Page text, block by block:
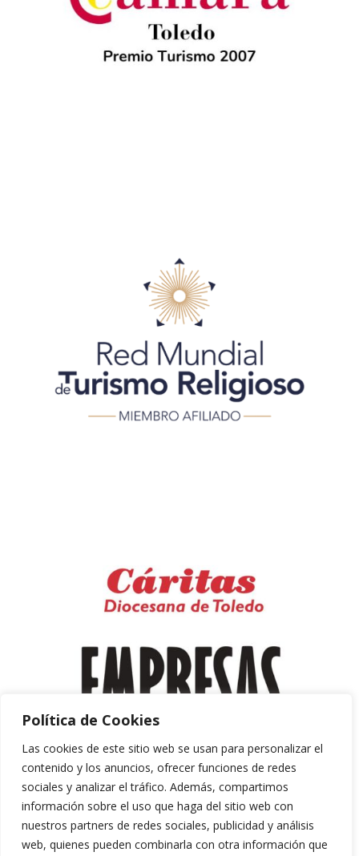
Política de Cookies
Las cookies de este sitio web se usan para personalizar el
contenido y los anuncios, ofrecer funciones de redes
sociales y analizar el tráfico. Además, compartimos
información sobre el uso que haga del sitio web con
nuestros partners de redes sociales, publicidad y análisis
web, quienes pueden combinarla con otra información que